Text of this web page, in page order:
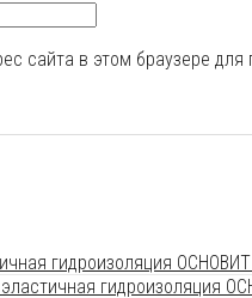
сайта в этом браузере